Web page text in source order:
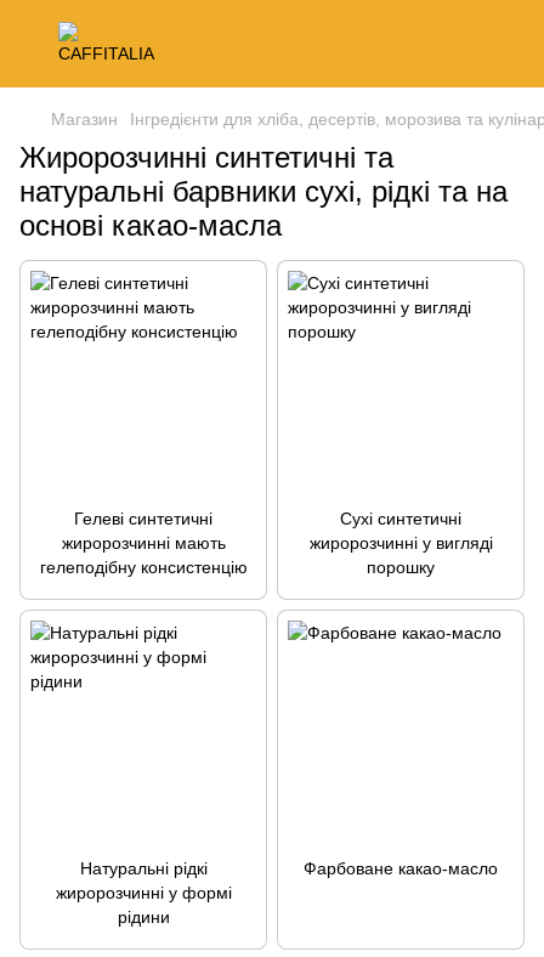
Магазин Інгредієнти для хліба, десертів, морозива та
Жиророзчинні синтетичні та
натуральні барвники сухі, рідкі та на
основі какао-масла
Гелеві синтетичні
жиророзчинні мають
гелеподібну консистенцію
Сухі синтетичні
жиророзчинні у вигляді
порошку
Натуральні рідкі
жиророзчинні у формі
рідини
Фарбоване какао-масло